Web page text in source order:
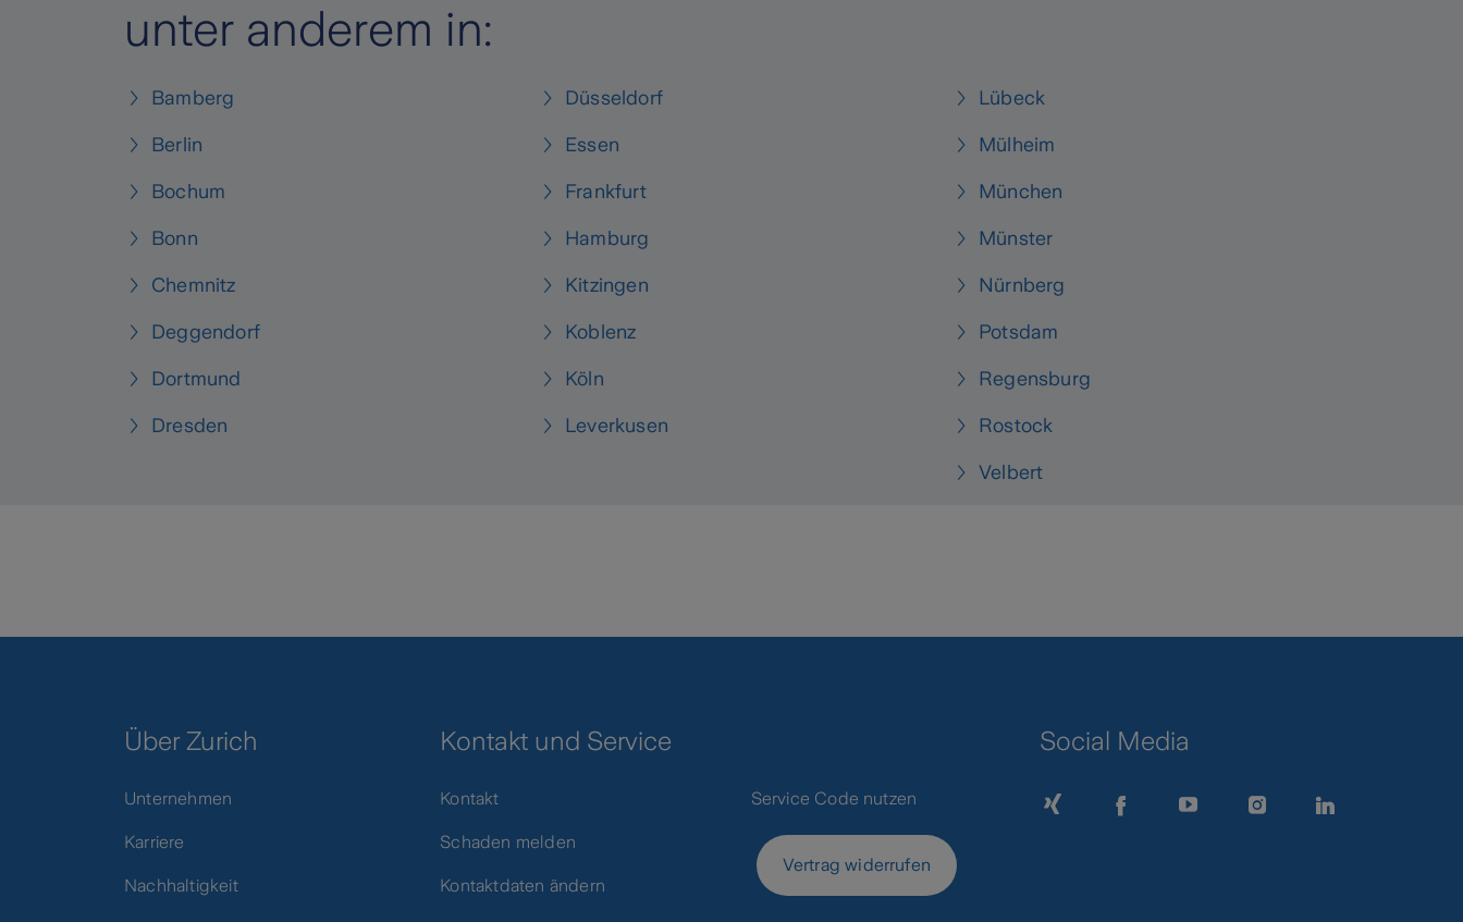
unter anderem in:
Bamberg
Berlin
Bochum
Bonn
Chemnitz
Deggendorf
Dortmund
Dresden
Düsseldorf
Essen
Frankfurt
Hamburg
Kitzingen
Koblenz
Köln
Leverkusen
Lübeck
Mülheim
München
Münster
Nürnberg
Potsdam
Regensburg
Rostock
Velbert
Über Zurich
Unternehmen
Karriere
Nachhaltigkeit
Kontakt und Service
Kontakt
Schaden melden
Kontaktdaten ändern
Service Code nutzen
Vertrag widerrufen
Social Media